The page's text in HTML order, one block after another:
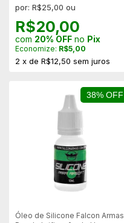
por: R$25,00 ou
R$20,00
com 20% OFF no Pix
Economize: R$5,00
2 x de R$12,50 sem juros
38% OFF
Óleo de Silicone Falcon Armas